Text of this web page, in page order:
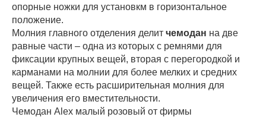
опорные ножки для установкм в горизонтальное
положение.
Молния главного отделения делит чемодан на две
равные части – одна из которых с ремнями для
фиксации крупных вещей, вторая с перегородкой и
карманами на молнии для более мелких и средних
вещей. Также есть расширительная молния для
увеличения его вместительности.
Чемодан Alex малый розовый от фирмы